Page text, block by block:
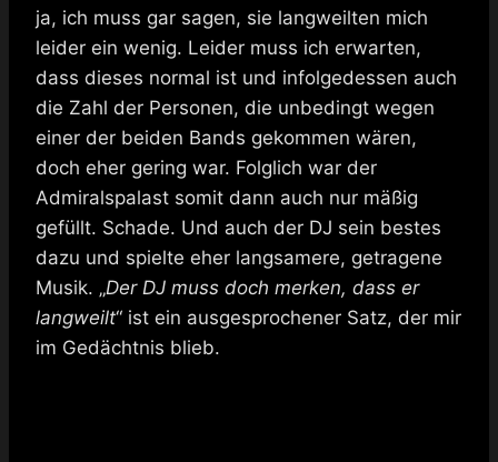
ja, ich muss gar sagen, sie langweilten mich
leider ein wenig. Leider muss ich erwarten,
dass dieses normal ist und infolgedessen auch
die Zahl der Personen, die unbedingt wegen
einer der beiden Bands gekommen wären,
doch eher gering war. Folglich war der
Admiralspalast somit dann auch nur mäßig
gefüllt. Schade. Und auch der DJ sein bestes
dazu und spielte eher langsamere, getragene
Musik. „Der DJ muss doch merken, dass er
langweilt“ ist ein ausgesprochener Satz, der mir
im Gedächtnis blieb.